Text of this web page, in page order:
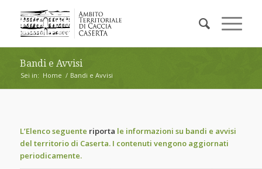
Bandi e Avvisi
Sei in: Home / Bandi e Avvisi
L’Elenco seguente riporta le informazioni su bandi e avvisi
del territorio di Caserta. I contenuti vengono aggiornati
periodicamente.